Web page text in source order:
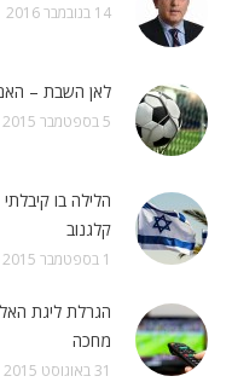
14 בנובמבר 2016
לאן השבת –
5 בספטמבר 2015
הלילה בו
קלגנוב
1 בספטמבר 2015
הגרלת ליגת
מחכה
31 באוגוסט 2015